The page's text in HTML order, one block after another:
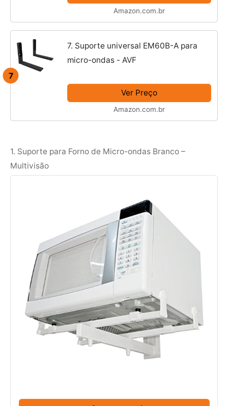
Amazon.com.br
7
7. Suporte universal EM60B-A para
micro-ondas - AVF
Ver Preço
Amazon.com.br
1. Suporte para Forno de Micro-ondas Branco –
Multivisão